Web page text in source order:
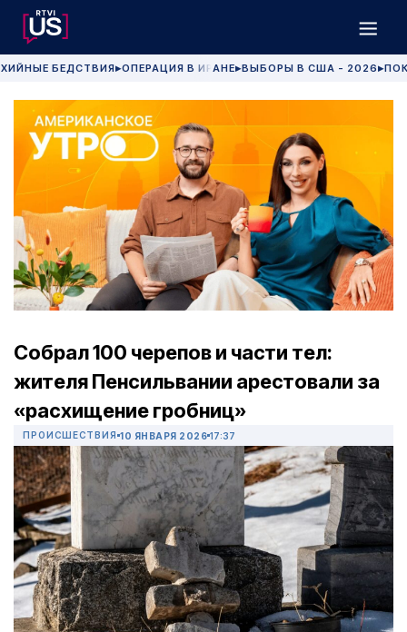
БЕДСТВИЯ▶ОПЕРАЦИЯ В ИРАНЕ▶ВЫБОРЫ В США - 2026 ▶
Собрал 100 черепов и части тел:
жителя Пенсильвании арестовали за
«расхищение гробниц»
ПРОИСШЕСТВИЯ 10 ЯНВАРЯ 2026 17:37